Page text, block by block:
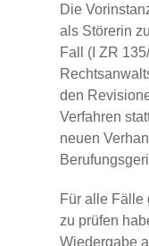
Die
als Störerin
Fall (I ZR
den
Verfahren
neuen
Für alle Fälle
zu prüfen
Wiedergabe